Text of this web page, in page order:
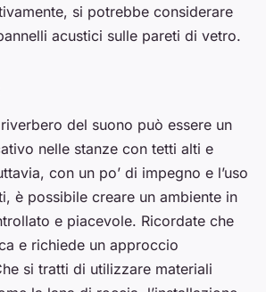
si potrebbe considerare
acustici sulle pareti di vetro.
del suono può essere un
nelle stanze con tetti alti e
con un po’ di impegno e l’uso
è possibile creare un ambiente in
e piacevole. Ricordate che
e richiede un approccio
si tratti di utilizzare materiali